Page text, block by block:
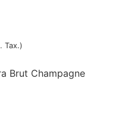
Tax.)
Brut Champagne